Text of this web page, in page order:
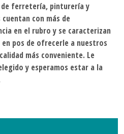
ferretería, pinturería y
con más de
en el rubro y se caracterizan
pos de ofrecerle a nuestros
más conveniente. Le
y esperamos estar a la